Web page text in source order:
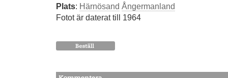
Plats: Härnösand Ångermanland
Fotot är daterat till 1964